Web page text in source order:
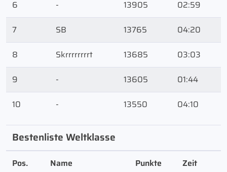
6
- 13905
02:59
7
SB 13765
04:20
8
Skrrrrrrrrt 13685
03:03
9
- 13605
01:44
10
- 13550 04:10
Bestenliste Weltklasse
Pos. Name Punkte Zeit